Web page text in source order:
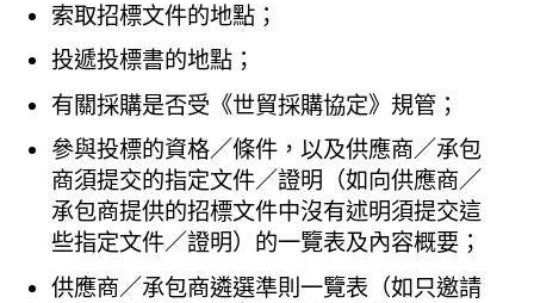
索取招標文件的地點；
投遞投標書的地點；
有關採購是否受《世貿採購協定》規管；
參與投標的資格／條件，以及供應商／承包
商須提交的指定文件／證明（如向供應商／
承包商提供的招標文件中沒有述明須提交這
些指定文件／證明）的一覽表及內容概要；
供應商／承包商遴選準則一覽表（如只邀請